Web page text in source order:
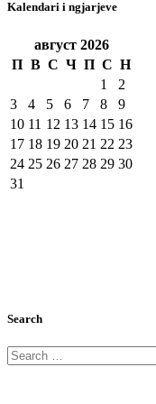
Kalendari i ngjarjeve
август 2026
П В С Ч П С Н
1
2
3
4 5 6 7 8
9
10 11 12 13 14 15 16
17 18 19 20 21 22 23
24 25 26 27 28 29 30
31
Search